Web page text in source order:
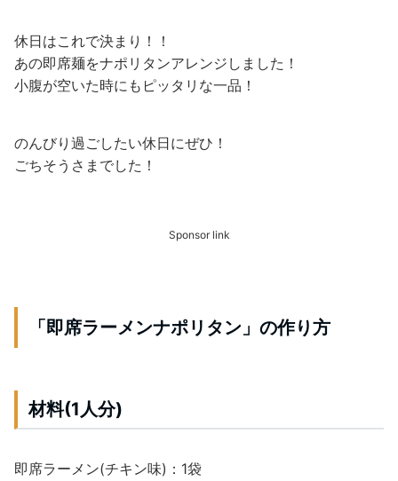
休日はこれで決まり！！
あの即席麺をナポリタンアレンジしました！
小腹が空いた時にもピッタリな一品！
のんびり過ごしたい休日にぜひ！
ごちそうさまでした！
Sponsor link
「即席ラーメンナポリタン」の作り方
材料(1人分)
即席ラーメン(チキン味)：1袋